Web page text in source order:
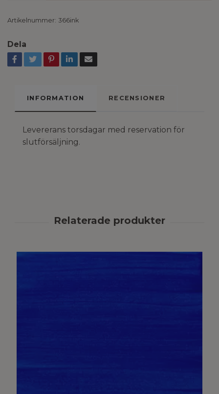
Artikelnummer: 366ink
Dela
INFORMATION RECENSIONER
Levererans torsdagar med reservation för
slutförsäljning.